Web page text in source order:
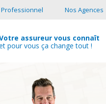
Professionnel Nos Agences
assureur vous connaît
pour vous ça change tout !
de